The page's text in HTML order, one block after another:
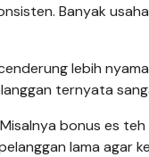
Banyak
lebih
ternyata
bonus es
lama agar